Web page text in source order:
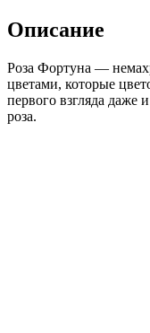
Описание
Роза Фортуна —
цветами, которые
первого взгляда
роза.